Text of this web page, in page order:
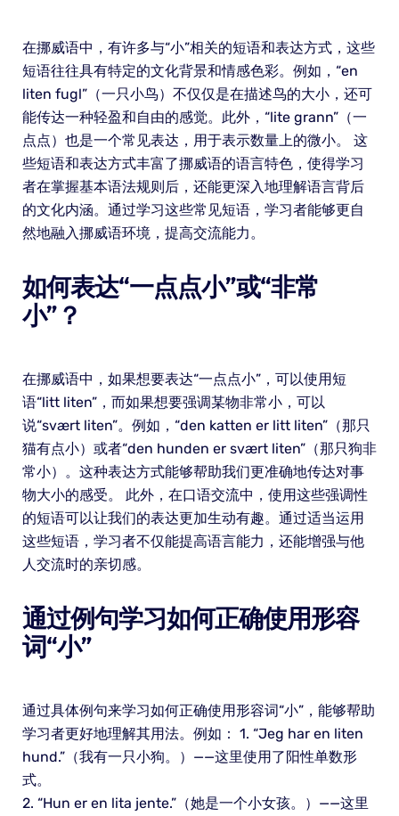
在挪威语中，有许多与“小”相关的短语和表达方式，这些
短语往往具有特定的文化背景和情感色彩。例如，“en
liten fugl”（一只小鸟）不仅仅是在描述鸟的大小，还可
能传达一种轻盈和自由的感觉。此外，“lite grann”（一
点点）也是一个常见表达，用于表示数量上的微小。 这
些短语和表达方式丰富了挪威语的语言特色，使得学习
者在掌握基本语法规则后，还能更深入地理解语言背后
的文化内涵。通过学习这些常见短语，学习者能够更自
然地融入挪威语环境，提高交流能力。
如何表达“一点点小”或“非常
小”？
在挪威语中，如果想要表达“一点点小”，可以使用短
语“litt liten”，而如果想要强调某物非常小，可以
说“svært liten”。例如，“den katten er litt liten”（那只
猫有点小）或者“den hunden er svært liten”（那只狗非
常小）。这种表达方式能够帮助我们更准确地传达对事
物大小的感受。 此外，在口语交流中，使用这些强调性
的短语可以让我们的表达更加生动有趣。通过适当运用
这些短语，学习者不仅能提高语言能力，还能增强与他
人交流时的亲切感。
通过例句学习如何正确使用形容
词“小”
通过具体例句来学习如何正确使用形容词“小”，能够帮助
学习者更好地理解其用法。例如： 1. “Jeg har en liten
hund.”（我有一只小狗。）——这里使用了阳性单数形
式。
2. “Hun er en lita jente.”（她是一个小女孩。）——这里